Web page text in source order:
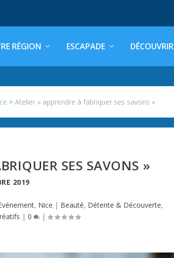
RÉGION ESCAPADE DÉCOUVRIR
>Atelier « apprendre à fabriquer ses savons »
SES SAVONS »
2019
, Nice | Beauté, Détente & Découverte,
|0 |